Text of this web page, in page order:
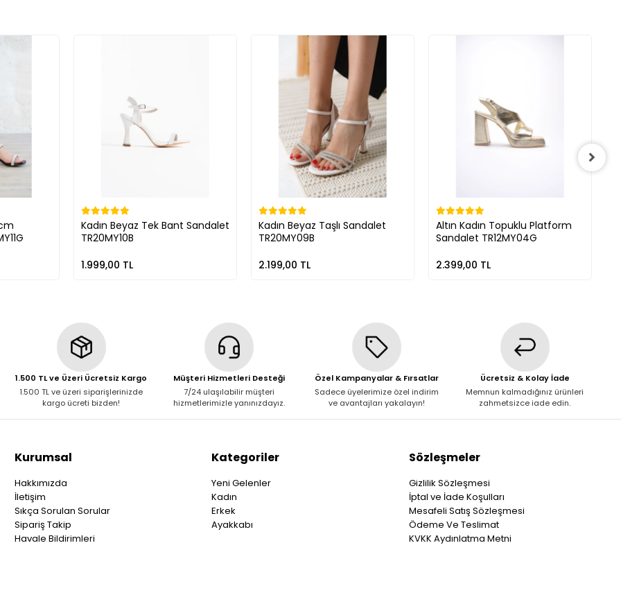
Kadın Beyaz Tek Bant Sandalet
TR20MY10B
1.999,00 TL
Kadın Beyaz Taşlı Sandalet
TR20MY09B
2.199,00 TL
Altın Kadın Topuklu Platform
Sandalet TR12MY04G
2.399,00 TL
1.500 TL ve Üzeri Ücretsiz Kargo
1.500 TL ve üzeri siparişlerinizde
kargo ücreti bizden!
Müşteri Hizmetleri Desteği
7/24 ulaşılabilir müşteri
hizmetlerimizle yanınızdayız.
Özel Kampanyalar & Fırsatlar
Sadece üyelerimize özel indirim
ve avantajları yakalayın!
Ücretsiz & Kolay İade
Memnun kalmadığınız ürünleri
zahmetsizce iade edin.
Kurumsal
Hakkımızda
İletişim
Sıkça Sorulan Sorular
Sipariş Takip
Havale Bildirimleri
Kategoriler
Yeni Gelenler
Kadın
Erkek
Ayakkabı
Sözleşmeler
Gizlilik Sözleşmesi
İptal ve İade Koşulları
Mesafeli Satış Sözleşmesi
Ödeme Ve Teslimat
KVKK Aydınlatma Metni